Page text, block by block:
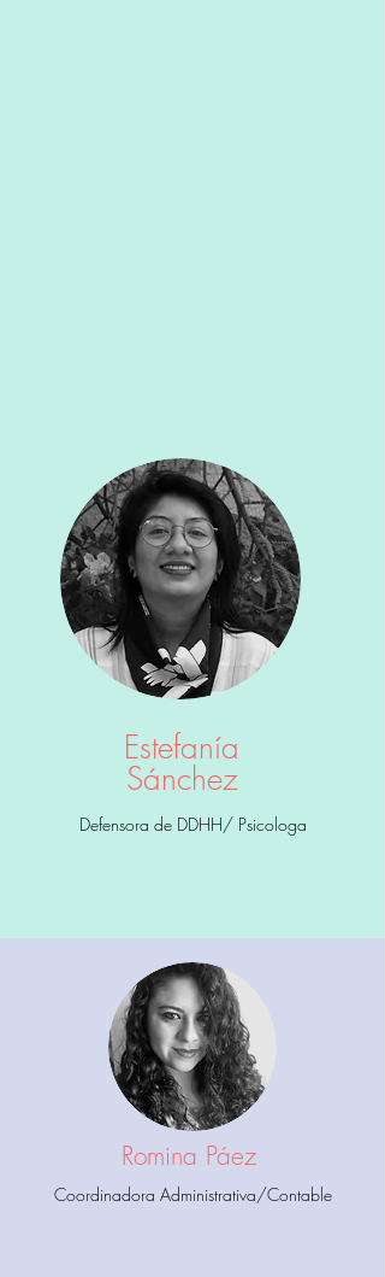
Estefanía
Sánchez
Defensora de DDHH/ Psicologa
Romina Páez
Coordinadora Administrativa/Contable